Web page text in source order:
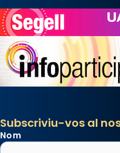
Subscriviu-vos al
Nom